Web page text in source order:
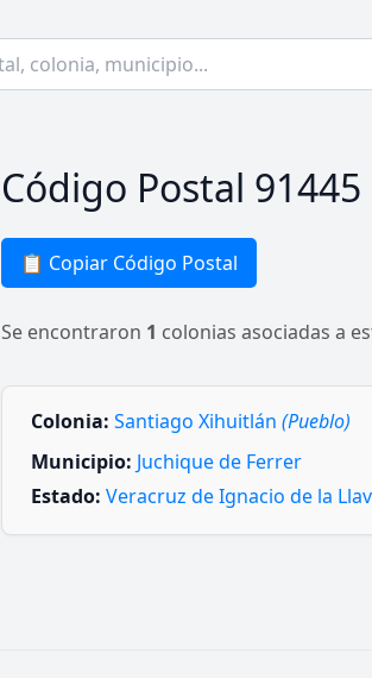
Código Postal 91445
📋 Copiar Código Postal
Se encontraron 1 colonias asociadas a
Colonia: Santiago Xihuitlán (Pueblo)
Municipio: Juchique de Ferrer
Estado: Veracruz de Ignacio de la